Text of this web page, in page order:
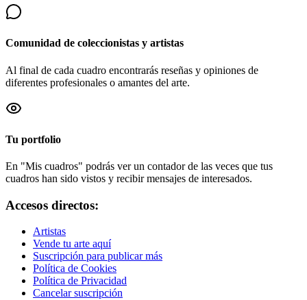
Comunidad de coleccionistas y artistas
Al final de cada cuadro encontrarás reseñas y opiniones de
diferentes profesionales o amantes del arte.
Tu portfolio
En "Mis cuadros" podrás ver un contador de las veces que tus
cuadros han sido vistos y recibir mensajes de interesados.
Accesos directos:
Artistas
Vende tu arte aquí
Suscripción para publicar más
Política de Cookies
Política de Privacidad
Cancelar suscripción